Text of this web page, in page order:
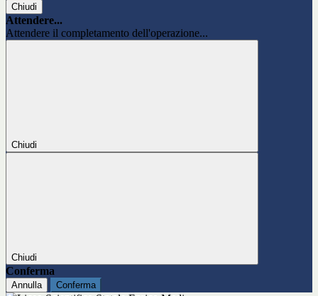
Chiudi
Attendere...
Attendere il completamento dell'operazione...
Chiudi
Chiudi
Conferma
Annulla Conferma